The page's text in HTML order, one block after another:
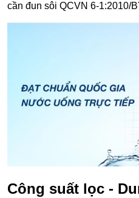
cần đun sôi QCVN 6-1:2010/
Công suất lọc -